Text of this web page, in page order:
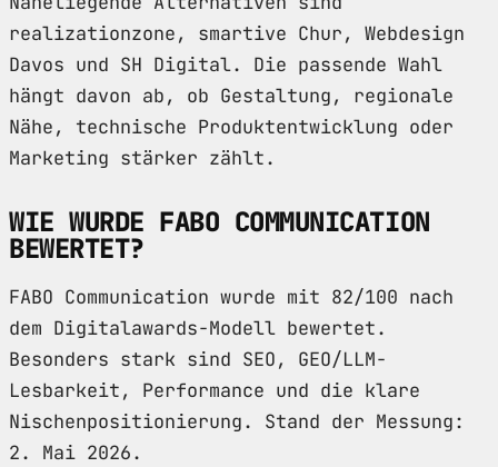
realizationzone, smartive Chur, Webdesign
Davos und SH Digital. Die passende Wahl
hängt davon ab, ob Gestaltung, regionale
Nähe, technische Produktentwicklung oder
Marketing stärker zählt.
WIE WURDE FABO COMMUNICATION
BEWERTET?
FABO Communication wurde mit 82/100 nach
dem Digitalawards-Modell bewertet.
Besonders stark sind SEO, GEO/LLM-
Lesbarkeit, Performance und die klare
Nischenpositionierung. Stand der Messung:
2. Mai 2026.